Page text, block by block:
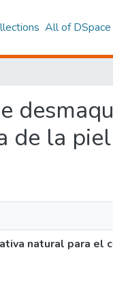
All of DSpace
de la piel
natural para el